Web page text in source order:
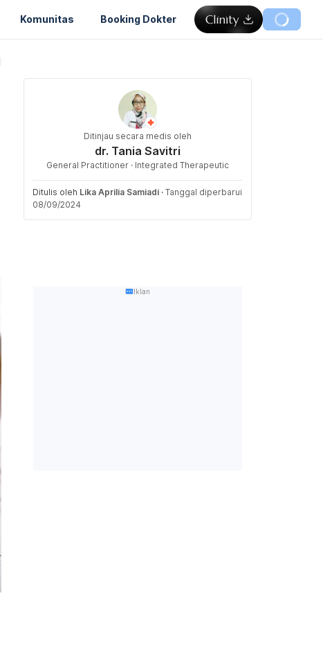
Komunitas Booking Dokter
Ditinjau secara medis oleh
dr. Tania Savitri
General Practitioner · Integrated Therapeutic
Ditulis oleh Lika Aprilia Samiadi · Tanggal diperbarui
08/09/2024
Iklan